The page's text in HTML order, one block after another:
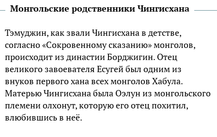
Монгольские родственники Чингисхана
Тэмуджин, как звали Чингисхана в детстве,
согласно «Сокровенному сказанию» монголов,
происходит из династии Борджигин. Отец
великого завоевателя Есугей был одним из
внуков первого хана всех монголов Хабула.
Матерью Чингисхана была Оэлун из монгольского
племени олхонут, которую его отец похитил,
влюбившись в неё.